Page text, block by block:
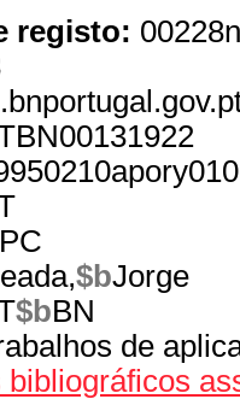
registo:
$bJorge
$bBN
de